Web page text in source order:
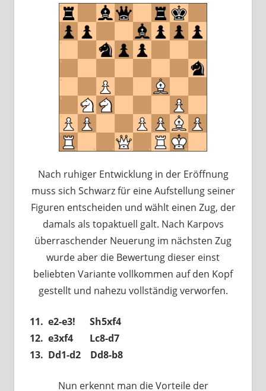
Nach ruhiger Entwicklung in der Eröffnung
muss sich Schwarz für eine Aufstellung seiner
Figuren entscheiden und wählt einen Zug, der
damals als topaktuell galt. Nach Karpovs
überraschender Neuerung im nächsten Zug
wurde aber die Bewertung dieser einst
beliebten Variante vollkommen auf den Kopf
gestellt und nahezu vollständig verworfen.
11. e2-e3! Sh5xf4
12. e3xf4 Lc8-d7
13. Dd1-d2 Dd8-b8
Nun erkennt man die Vorteile der